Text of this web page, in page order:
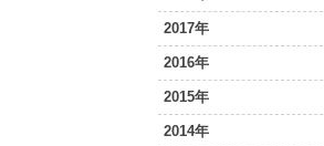
2017年
2016年
2015年
2014年